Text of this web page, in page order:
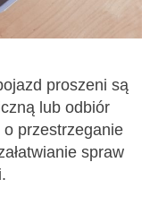
proszeni są
lub odbiór
przestrzeganie
spraw